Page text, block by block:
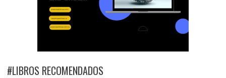
#LIBROS RECOMENDADOS